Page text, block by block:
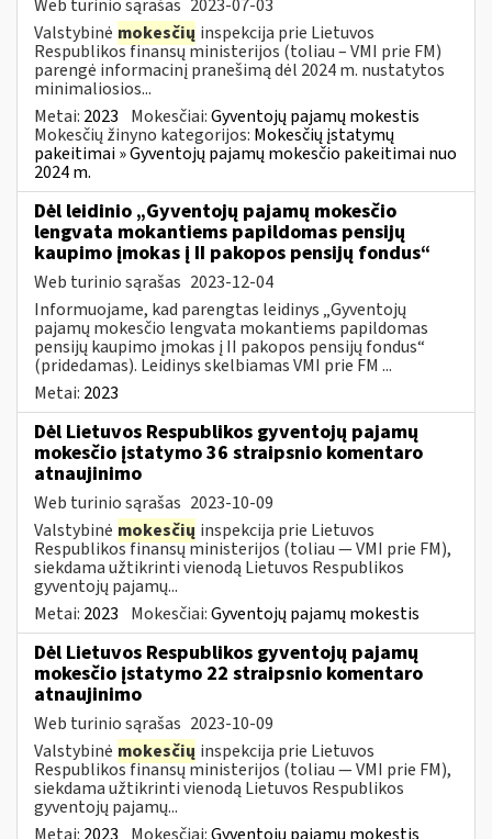
Web turinio sąrašas 2023-07-03
Valstybinė mokesčių inspekcija prie Lietuvos
Respublikos finansų ministerijos (toliau – VMI prie FM)
parengė informacinį pranešimą dėl 2024 m. nustatytos
minimaliosios...
Metai: 2023 Mokesčiai:Gyventojų pajamų mokestis
Mokesčių žinyno kategorijos: Mokesčių įstatymų
pakeitimai » Gyventojų pajamų mokesčio pakeitimai nuo
2024 m.
Dėl leidinio „Gyventojų pajamų mokesčio
lengvata mokantiems papildomas pensijų
kaupimo įmokas į II pakopos pensijų fondus“
Web turinio sąrašas 2023-12-04
Informuojame, kad parengtas leidinys „Gyventojų
pajamų mokesčio lengvata mokantiems papildomas
pensijų kaupimo įmokas į II pakopos pensijų fondus“
(pridedamas). Leidinys skelbiamas VMI prie FM ...
Metai: 2023
Dėl Lietuvos Respublikos gyventojų pajamų
mokesčio įstatymo 36 straipsnio komentaro
atnaujinimo
Web turinio sąrašas 2023-10-09
Valstybinė mokesčių inspekcija prie Lietuvos
Respublikos finansų ministerijos (toliau — VMI prie FM),
siekdama užtikrinti vienodą Lietuvos Respublikos
gyventojų pajamų...
Metai: 2023 Mokesčiai:Gyventojų pajamų mokestis
Dėl Lietuvos Respublikos gyventojų pajamų
mokesčio įstatymo 22 straipsnio komentaro
atnaujinimo
Web turinio sąrašas 2023-10-09
Valstybinė mokesčių inspekcija prie Lietuvos
Respublikos finansų ministerijos (toliau — VMI prie FM),
siekdama užtikrinti vienodą Lietuvos Respublikos
gyventojų pajamų...
Metai: 2023 Mokesčiai:Gyventojų pajamų mokestis